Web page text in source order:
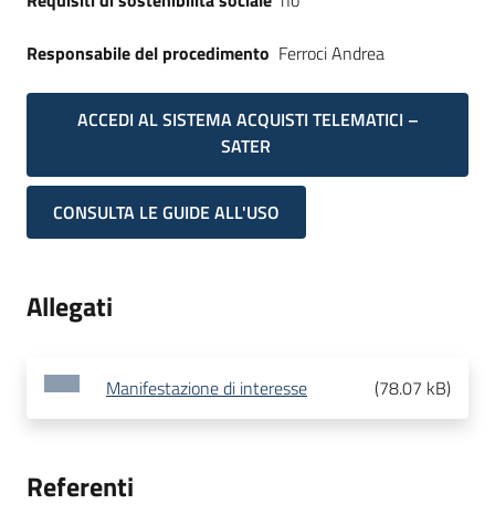
Responsabile del procedimento Ferroci Andrea
ACCEDI AL SISTEMA ACQUISTI TELEMATICI –
SATER
CONSULTA LE GUIDE ALL'USO
Allegati
Manifestazione di interesse (78.07 kB)
Referenti